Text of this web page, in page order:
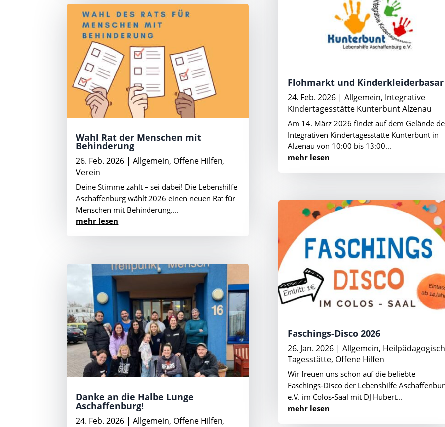
Wahl Rat der Menschen mit
Behinderung
26. Feb. 2026 |Allgemein, Offene Hilfen,
Verein
Deine Stimme zählt – sei dabei! Die Lebenshilfe
Aschaffenburg wählt 2026 einen neuen Rat für
Menschen mit Behinderung....
mehr lesen
Danke an die Halbe Lunge
Aschaffenburg!
24. Feb. 2026 |Allgemein, Offene Hilfen,
Flohmarkt und Kinderkleiderbasar
24. Feb. 2026| Allgemein, Integrative
Kindertagesstätte Kunterbunt Alzenau
Am 14. März 2026 findet auf dem Gelände
Integrativen Kindertagesstätte Kunterbunt in
Alzenau von 10:00 bis 13:00...
mehr lesen
Faschings-Disco 2026
26. Jan. 2026| Allgemein,
Tagesstätte, Offene Hilfen
Wir freuen uns schon auf die beliebte
Faschings-Disco der Lebenshilfe
e.V. im Colos-Saal mit DJ Hubert...
mehr lesen